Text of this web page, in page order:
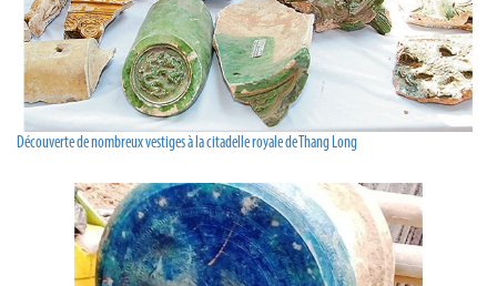
Découverte de nombreux vestiges à la citadelle royale de Thang Long